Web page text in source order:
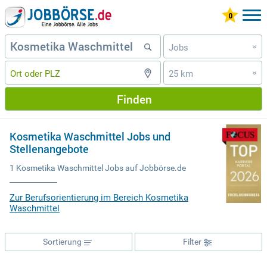
Jobs »
25 km »
Finden
Kosmetika Waschmittel Jobs und
Stellenangebote
1 Kosmetika Waschmittel Jobs auf Jobbörse.de
Zur Berufsorientierung im Bereich Kosmetika
Waschmittel
Filter
Sortierung